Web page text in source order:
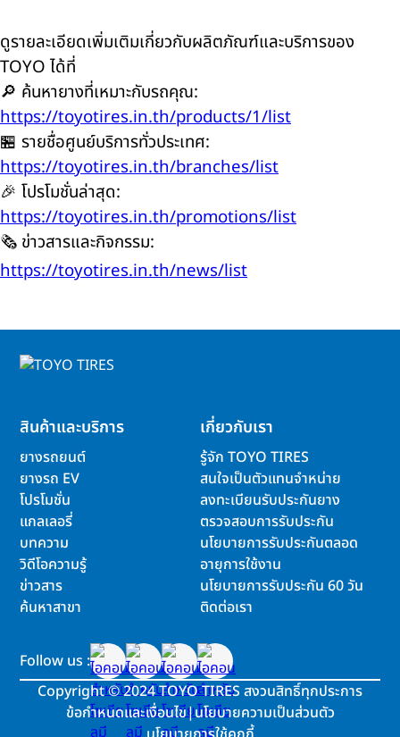
ดูรายละเอียดเพิ่มเติมเกี่ยวกับผลิตภัณฑ์และบริการของ
TOYO ได้ที่
🔎 ค้นหายางที่เหมาะกับรถคุณ:
https://toyotires.in.th/products/1/list
🏪 รายชื่อศูนย์บริการทั่วประเทศ:
https://toyotires.in.th/branches/list
🎉 โปรโมชั่นล่าสุด:
https://toyotires.in.th/promotions/list
🗞️ ข่าวสารและกิจกรรม:
https://toyotires.in.th/news/list
สินค้าและบริการ
ยางรถยนต์
ยางรถ EV
โปรโมชั่น
แกลเลอรี่
บทความ
วิดีโอความรู้
ข่าวสาร
ค้นหาสาขา
เกี่ยวกับเรา
รู้จัก TOYO TIRES
สนใจเป็นตัวแทนจำหน่าย
ลงทะเบียนรับประกันยาง
ตรวจสอบการรับประกัน
นโยบายการรับประกันตลอด
อายุการใช้งาน
นโยบายการรับประกัน 60 วัน
ติดต่อเรา
Follow us :
Copyright©2024 TOYO TIRES สงวนสิทธิ์ทุกประการ
ข้อกำหนดและเงื่อนไข|นโยบายความเป็นส่วนตัว